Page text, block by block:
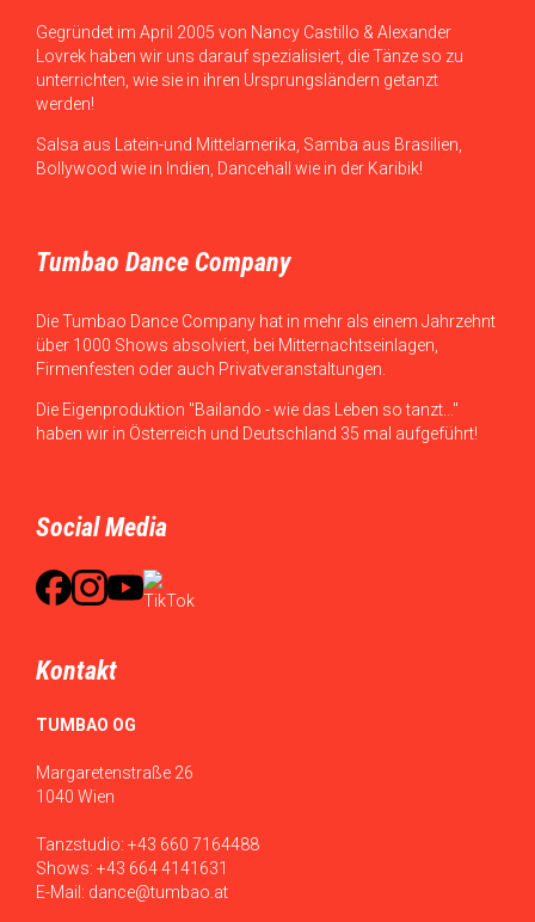
Gegründet im April 2005 von Nancy Castillo & Alexander
Lovrek haben wir uns darauf spezialisiert, die Tänze so zu
unterrichten, wie sie in ihren Ursprungsländern getanzt
werden!
Salsa aus Latein-und Mittelamerika, Samba aus Brasilien,
Bollywood wie in Indien, Dancehall wie in der Karibik!
Tumbao Dance Company
Die Tumbao Dance Company hat in mehr als einem Jahrzehnt
über 1000 Shows absolviert, bei Mitternachtseinlagen,
Firmenfesten oder auch Privatveranstaltungen.
Die Eigenproduktion "Bailando - wie das Leben so tanzt..."
haben wir in Österreich und Deutschland 35 mal aufgeführt!
Social Media
Kontakt
TUMBAO OG
Margaretenstraße 26
1040 Wien
Tanzstudio: +43 660 7164488
Shows: +43 664 4141631
E-Mail: dance@tumbao.at